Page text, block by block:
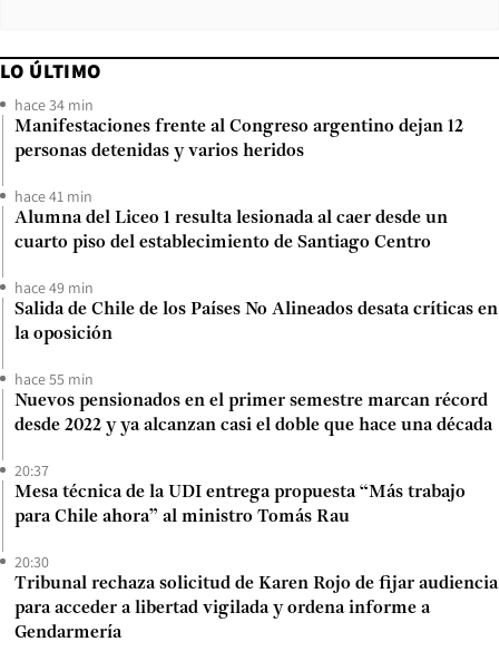
LO ÚLTIMO
hace 34 min
Manifestaciones frente al Congreso argentino dejan 12
personas detenidas y varios heridos
hace 41 min
Alumna del Liceo 1 resulta lesionada al caer desde un
cuarto piso del establecimiento de Santiago Centro
hace 49 min
Salida de Chile de los Países No Alineados desata críticas en
la oposición
hace 55 min
Nuevos pensionados en el primer semestre marcan récord
desde 2022 y ya alcanzan casi el doble que hace una década
20:37
Mesa técnica de la UDI entrega propuesta “Más trabajo
para Chile ahora” al ministro Tomás Rau
20:30
Tribunal rechaza solicitud de Karen Rojo de fijar audiencia
para acceder a libertad vigilada y ordena informe a
Gendarmería